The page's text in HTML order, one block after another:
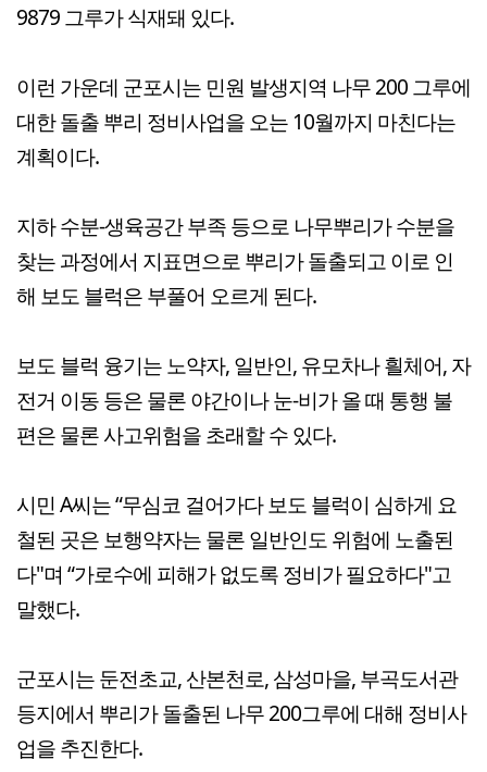
9879 그루가 식재돼 있다.
이런 가운데 군포시는 민원 발생지역 나무 200 그루에
대한 돌출 뿌리 정비사업을 오는 10월까지 마친다는
계획이다.
지하 수분-생육공간 부족 등으로 나무뿌리가 수분을
찾는 과정에서 지표면으로 뿌리가 돌출되고 이로 인
해 보도 블럭은 부풀어 오르게 된다.
보도 블럭 융기는 노약자, 일반인, 유모차나 흴체어, 자
전거 이동 등은 물론 야간이나 눈-비가 올 때 통행 불
편은 물론 사고위험을 초래할 수 있다.
시민 A씨는 “무심코 걸어가다 보도 블럭이 심하게 요
철된 곳은 보행약자는 물론 일반인도 위험에 노출된
다"며 “가로수에 피해가 없도록 정비가 필요하다"고
말했다.
군포시는 둔전초교, 산본천로, 삼성마을, 부곡도서관
등지에서 뿌리가 돌출된 나무 200그루에 대해 정비사
업을 추진한다.